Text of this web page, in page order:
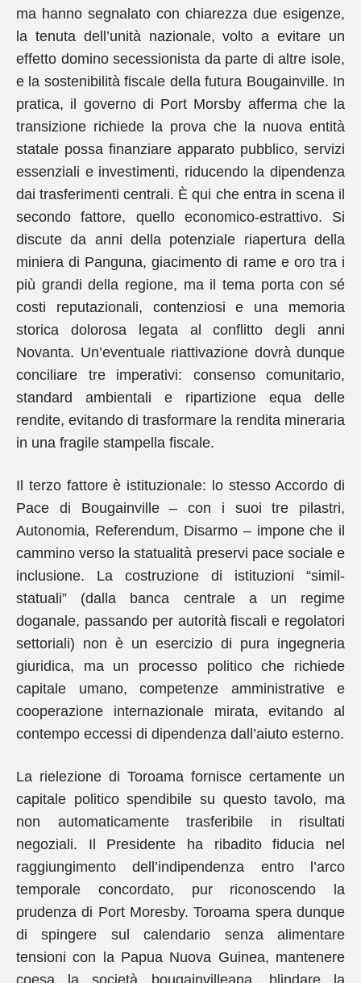
ma hanno segnalato con chiarezza due esigenze,
la tenuta dell’unità nazionale, volto a evitare un
effetto domino secessionista da parte di altre isole,
e la sostenibilità fiscale della futura Bougainville. In
pratica, il governo di Port Morsby afferma che la
transizione richiede la prova che la nuova entità
statale possa finanziare apparato pubblico, servizi
essenziali e investimenti, riducendo la dipendenza
dai trasferimenti centrali. È qui che entra in scena il
secondo fattore, quello economico-estrattivo. Si
discute da anni della potenziale riapertura della
miniera di Panguna, giacimento di rame e oro tra i
più grandi della regione, ma il tema porta con sé
costi reputazionali, contenziosi e una memoria
storica dolorosa legata al conflitto degli anni
Novanta. Un’eventuale riattivazione dovrà dunque
conciliare tre imperativi: consenso comunitario,
standard ambientali e ripartizione equa delle
rendite, evitando di trasformare la rendita mineraria
in una fragile stampella fiscale.
Il terzo fattore è istituzionale: lo stesso Accordo di
Pace di Bougainville – con i suoi tre pilastri,
Autonomia, Referendum, Disarmo – impone che il
cammino verso la statualità preservi pace sociale e
inclusione. La costruzione di istituzioni “simil-
statuali” (dalla banca centrale a un regime
doganale, passando per autorità fiscali e regolatori
settoriali) non è un esercizio di pura ingegneria
giuridica, ma un processo politico che richiede
capitale umano, competenze amministrative e
cooperazione internazionale mirata, evitando al
contempo eccessi di dipendenza dall’aiuto esterno.
La rielezione di Toroama fornisce certamente un
capitale politico spendibile su questo tavolo, ma
non automaticamente trasferibile in risultati
negoziali. Il Presidente ha ribadito fiducia nel
raggiungimento dell’indipendenza entro l’arco
temporale concordato, pur riconoscendo la
prudenza di Port Moresby. Toroama spera dunque
di spingere sul calendario senza alimentare
tensioni con la Papua Nuova Guinea, mantenere
coesa la società bougainvilleana, blindare la